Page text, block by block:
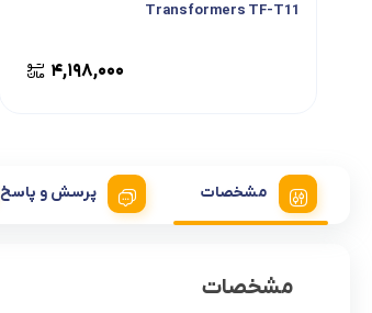
Transformers TF-T11
۴,۱۹۸,۰۰۰
مشخصات پرسش و پاسخ
مشخصات